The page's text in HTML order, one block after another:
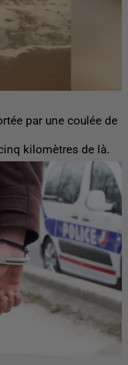
par une coulée de
kilomètres de là.